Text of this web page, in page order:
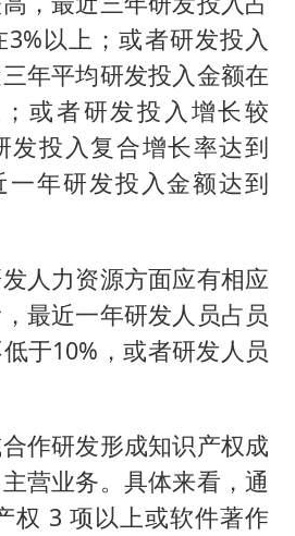
以上；或者研发投入
年平均研发投入金额在
或者研发投入增长较
发投入复合增长率达到
一年研发投入金额达到
人力资源方面应有相应
最近一年研发人员占员
于10%，或者研发人员
作研发形成知识产权成
营业务。具体来看，通
权 3 项以上或软件著作